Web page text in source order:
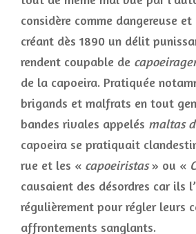
considère comme dangereuse
créant dès 1890 un délit
rendent coupable de
de la capoeira. Pratiquée
brigands et malfrats en tout
bandes rivales appelés maltas
capoeira se pratiquait
rue et les « capoeiristas» ou «
causaient des désordres car ils
régulièrement pour régler leurs
affrontements sanglants.